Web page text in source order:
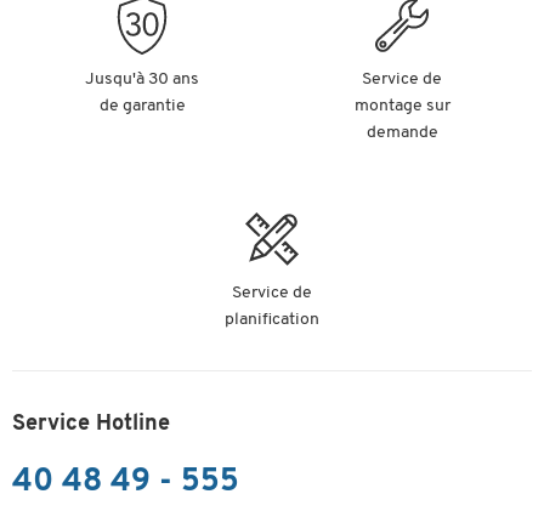
Jusqu'à 30 ans
de garantie
Service de
montage sur
demande
Service de
planification
Service Hotline
40 48 49 - 555